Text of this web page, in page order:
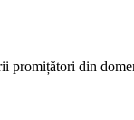
promițători din